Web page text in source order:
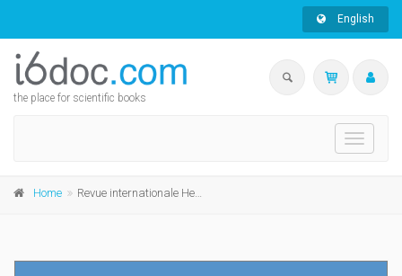
English
the place for scientific books
Toggle
Home Revue internationale Henry Bauchau n°12 – 2022